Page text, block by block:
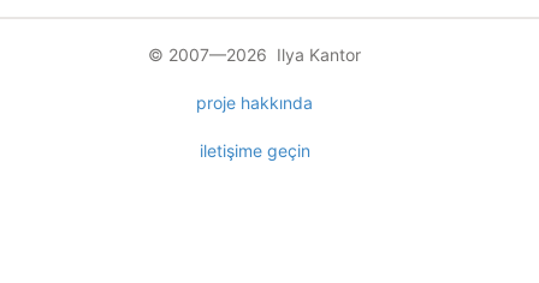
© 2007—2026 Ilya Kantor
proje hakkında
iletişime geçin